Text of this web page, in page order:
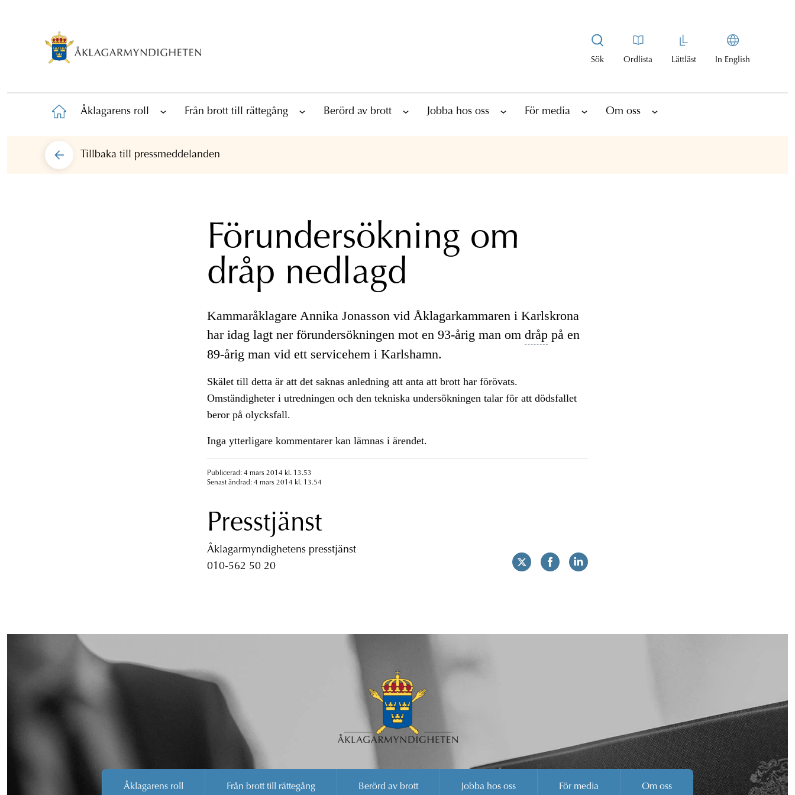
Sök Ordlista Lättläst In English
Åklagarens roll Från brott till rättegång Berörd av brott Jobba hos oss För media Om oss
Tillbaka till pressmeddelanden
Förundersökning om
dråp nedlagd
Kammaråklagare Annika Jonasson vid Åklagarkammaren i Karlskrona
har idag lagt ner förundersökningen mot en 93-årig man om dråppå en
89-årig man vid ett servicehem i Karlshamn.
Skälet till detta är att det saknas anledning att anta att brott har förövats.
Omständigheter i utredningen och den tekniska undersökningen talar för att dödsfallet
beror på olycksfall.
Inga ytterligare kommentarer kan lämnas i ärendet.
Publicerad: 4 mars 2014 kl. 13.53
Senast ändrad: 4 mars 2014 kl. 13.54
Presstjänst
Åklagarmyndighetens presstjänst
010-562 50 20
Åklagarens roll Från brott till rättegång Berörd av brott Jobba hos oss För media Om oss